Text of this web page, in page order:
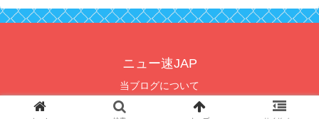
ニュー速JAP
当ブログについて
© 2021 ニュー速JAP.